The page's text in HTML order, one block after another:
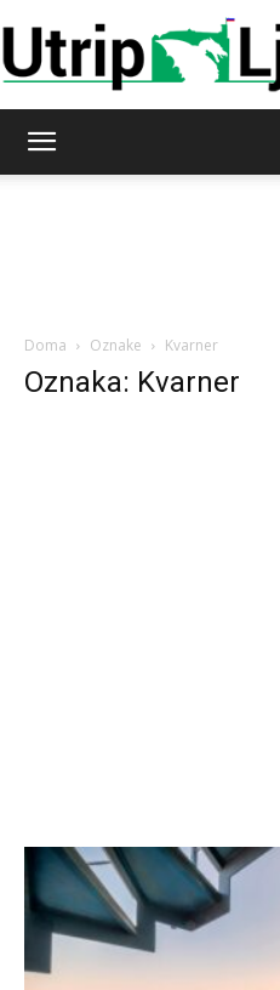
Doma Oznake Kvarner
Oznaka: Kvarner